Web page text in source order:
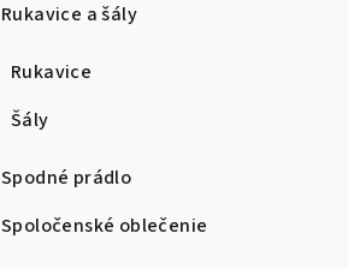
Rukavice a šály
Rukavice
Šály
Spodné prádlo
Spoločenské oblečenie